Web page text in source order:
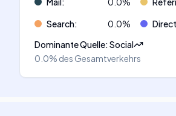
Search: 0.0% Direct
Dominante Quelle:Social
0.0% des Gesamtverkehrs